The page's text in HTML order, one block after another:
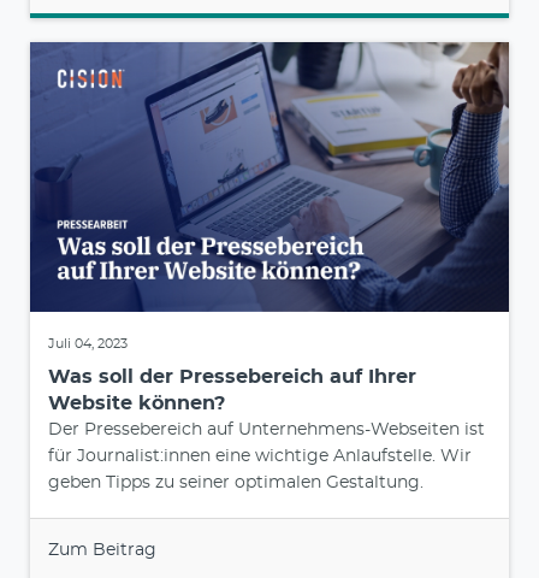
Juli 04, 2023
Was soll der Pressebereich auf Ihrer
Website können?
Der Pressebereich auf Unternehmens-Webseiten ist
für Journalist:innen eine wichtige Anlaufstelle. Wir
geben Tipps zu seiner optimalen Gestaltung.
Zum Beitrag